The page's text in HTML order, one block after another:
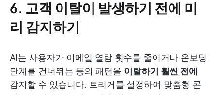
6. 고객 이탈이 발생하기 전에 미
리 감지하기
AI는 사용자가 이메일 열람 횟수를 줄이거나 온보딩
단계를 건너뛰는 등의 패턴을 이탈하기 훨씬 전에
감지할 수 있습니다. 트리거를 설정하여 맞춤형 콘